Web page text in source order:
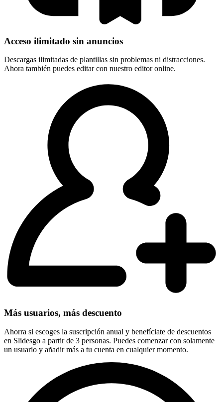
Acceso ilimitado sin anuncios
Descargas ilimitadas de plantillas sin problemas ni distracciones.
Ahora también puedes editar con nuestro editor online.
Más usuarios, más descuento
Ahorra si escoges la suscripción anual y benefíciate de descuentos
en Slidesgo a partir de 3 personas. Puedes comenzar con solamente
un usuario y añadir más a tu cuenta en cualquier momento.